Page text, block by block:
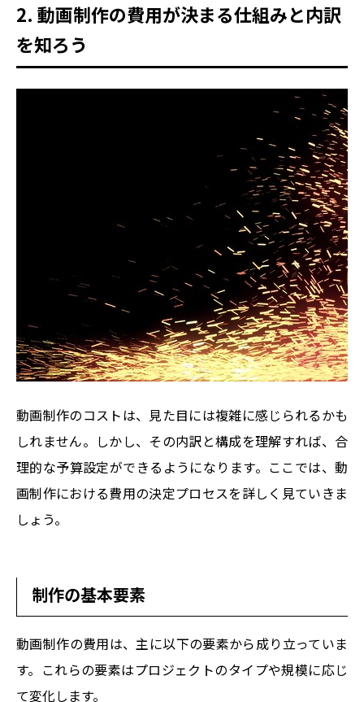
2. 動画制作の費用が決まる仕組みと内訳
を知ろう
動画制作のコストは、見た目には複雑に感じられるかも
しれません。しかし、その内訳と構成を理解すれば、合
理的な予算設定ができるようになります。ここでは、動
画制作における費用の決定プロセスを詳しく見ていきま
しょう。
制作の基本要素
動画制作の費用は、主に以下の要素から成り立っていま
す。これらの要素はプロジェクトのタイプや規模に応じ
て変化します。